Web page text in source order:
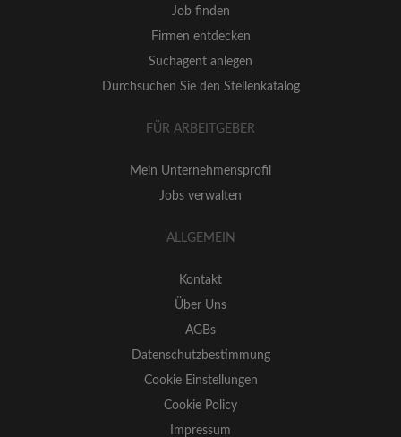
Job finden
Firmen entdecken
Suchagent anlegen
Durchsuchen Sie den Stellenkatalog
FÜR ARBEITGEBER
Mein Unternehmensprofil
Jobs verwalten
ALLGEMEIN
Kontakt
Über Uns
AGBs
Datenschutzbestimmung
Cookie Einstellungen
Cookie Policy
Impressum